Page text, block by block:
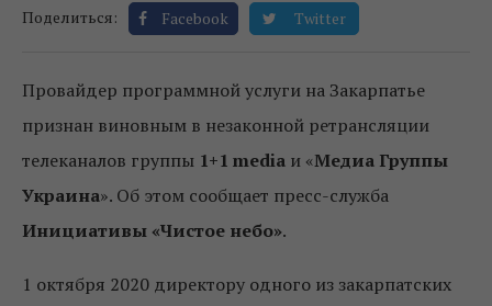
Поделиться: Facebook Twitter
Провайдер программной услуги на Закарпатье
признан виновным в незаконной ретрансляции
телеканалов группы 1+1 media и «Медиа Группы
Украина». Об этом сообщает пресс-служба
Инициативы «Чистое небо».
1 октября 2020 директору одного из закарпатских